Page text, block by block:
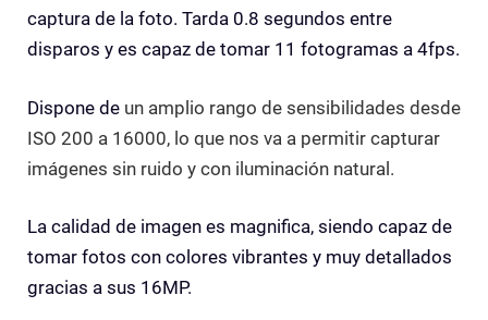
captura de la foto. Tarda 0.8 segundos entre
disparos y es capaz de tomar 11 fotogramas a 4fps.
Dispone de un amplio rango de sensibilidades desde
ISO 200 a 16000, lo que nos va a permitir capturar
imágenes sin ruido y con iluminación natural.
La calidad de imagen es magnifica, siendo capaz de
tomar fotos con colores vibrantes y muy detallados
gracias a sus 16MP.